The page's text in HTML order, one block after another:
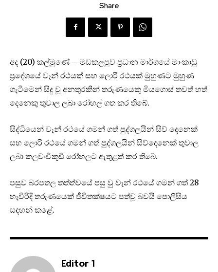
Share
අද (20) කල්මුණේ – මඩකලපුව ප්‍රධාන මාර්ගයේ මාංකාඩු
ප්‍රදේශයේ වෑන් රථයක් සහ ලොරි රථයක් මුහුණට මුහුණ
ගැටීමෙන් සිදු වූ අනතුරකින් තරුණයෙකු මියගොස් තවත් හත්
දෙනෙකු තුවාල ලබා රෝහල් ගත කර තිබේ.
සිද්ධියෙන් වෑන් රථයේ ගමන් ගත් පුද්ගලයින් සිව් දෙනෙක්
සහ ලොරි රථයේ ගමන් ගත් පුද්ගලයින් සිව්දෙනෙක් තුවාල
ලබා කලවංචිකුඩි රෝහලට ඇතුළත් කර තිබේ.
පසුව බරපතල තත්ත්වයේ පසු වු වෑන් රථයේ ගමන් ගත් 28
හැවිරිදි තරුණයෙක් ජීවිතක්ෂයට පත්වූ බවයි පොලීසිය
සඳහන් කළේ.
Editor 1